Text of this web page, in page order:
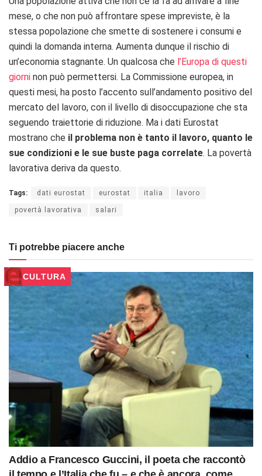
mese, o che non può affrontare spese impreviste, è la
stessa popolazione che smette di sostenere i consumi e
quindi la domanda interna. Aumenta dunque il rischio di
un’economia stagnante. Un qualcosa che l’Europa di questi
giorni non può permettersi. La Commissione europea, in
questi mesi, ha posto l’accento sull’andamento positivo del
mercato del lavoro, con il livello di disoccupazione che sta
seguendo traiettorie di riduzione. Ma i dati Eurostat
mostrano che il problema non è tanto il lavoro, quanto le
sue condizioni e le sue buste paga correlate. La povertà
lavorativa deriva da questo.
Tags: dati eurostat eurostat italia lavoro
povertà lavorativa salari
Ti potrebbe piacere anche
CULTURA
Addio a Francesco Guccini, il poeta che raccontò